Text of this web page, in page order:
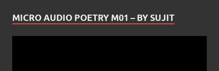
MICRO AUDIO POETRY M01 – BY SUJIT